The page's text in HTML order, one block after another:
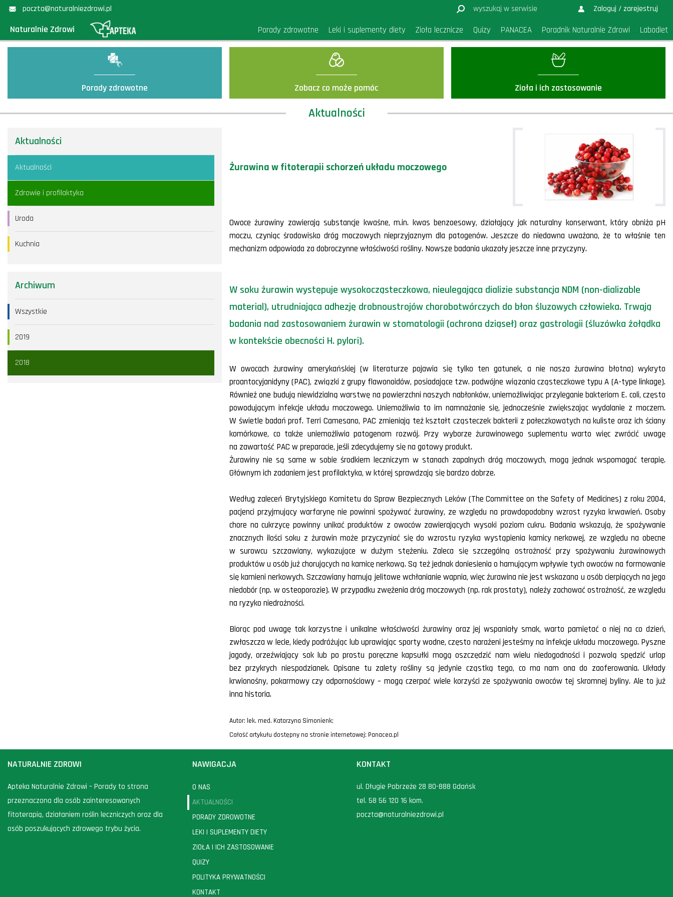
poczta@naturalniezdrowi.pl Zaloguj / zarejestruj
Naturalnie Zdrowi Porady zdrowotne Leki i suplementy diety Zioła lecznicze Quizy PANACEA Poradnik Naturalnie Zdrowi Labodiet
Porady zdrowotne Zobacz co może pomóc Zioła i ich zastosowanie
Aktualności
Aktualności
Aktualności
Zdrowie i profilaktyka
Uroda
Kuchnia
Archiwum
Wszystkie
2019
2018
Żurawina w fitoterapii schorzeń układu moczowego
Owoce żurawiny zawierają substancje kwaśne, m.in. kwas benzoesowy, działający jak naturalny konserwant, który obniża pH
moczu, czyniąc środowisko dróg moczowych nieprzyjaznym dla patogenów. Jeszcze do niedawna uważano, że to właśnie ten
mechanizm odpowiada za dobroczynne właściwości rośliny. Nowsze badania ukazały jeszcze inne przyczyny.
W soku żurawin występuje wysokocząsteczkowa, nieulegająca dializie substancja NDM (non-dializable
material), utrudniająca adhezję drobnoustrojów chorobotwórczych do błon śluzowych człowieka. Trwają
badania nad zastosowaniem żurawin w stomatologii (ochrona dziąseł) oraz gastrologii (śluzówka żołądka
w kontekście obecności H. pylori).
W owocach żurawiny amerykańskiej (w literaturze pojawia się tylko ten gatunek, a nie nasza żurawina błotna) wykryto
proantocyjanidyny (PAC), związki z grupy flawonoidów, posiadające tzw. podwójne wiązania cząsteczkowe typu A (A-type linkage).
Również one budują niewidzialną warstwę na powierzchni naszych nabłonków, uniemożliwiając przyleganie bakteriom E. coli, często
powodującym infekcje układu moczowego. Uniemożliwia to im namnażanie się, jednocześnie zwiększając wydalanie z moczem.
W świetle badań prof. Terri Camesano, PAC zmieniają też kształt cząsteczek bakterii z pałeczkowatych na kuliste oraz ich ściany
komórkowe, co także uniemożliwia patogenom rozwój. Przy wyborze żurawinowego suplementu warto więc zwrócić uwagę
na zawartość PAC w preparacie, jeśli zdecydujemy się na gotowy produkt.
Żurawiny nie są same w sobie środkiem leczniczym w stanach zapalnych dróg moczowych, mogą jednak wspomagać terapię.
Głównym ich zadaniem jest profilaktyka, w której sprawdzają się bardzo dobrze.
Według zaleceń Brytyjskiego Komitetu do Spraw Bezpiecznych Leków (The Committee on the Safety of Medicines) z roku 2004,
pacjenci przyjmujący warfarynę nie powinni spożywać żurawiny, ze względu na prawdopodobny wzrost ryzyka krwawień. Osoby
chore na cukrzycę powinny unikać produktów z owoców zawierających wysoki poziom cukru. Badania wskazują, że spożywanie
znacznych ilości soku z żurawin może przyczyniać się do wzrostu ryzyka wystąpienia kamicy nerkowej, ze względu na obecne
w surowcu szczawiany, wykazujące w dużym stężeniu. Zaleca się szczególną ostrożność przy spożywaniu żurawinowych
produktów u osób już chorujących na kamicę nerkową. Są też jednak doniesienia o hamującym wpływie tych owoców na formowanie
się kamieni nerkowych. Szczawiany hamują jelitowe wchłanianie wapnia, więc żurawina nie jest wskazana u osób cierpiących na jego
niedobór (np. w osteoporozie). W przypadku zwężenia dróg moczowych (np. rak prostaty), należy zachować ostrożność, ze względu
na ryzyko niedrożności.
Biorąc pod uwagę tak korzystne i unikalne właściwości żurawiny oraz jej wspaniały smak, warto pamiętać o niej na co dzień,
zwłaszcza w lecie, kiedy podróżując lub uprawiając sporty wodne, często narażeni jesteśmy na infekcje układu moczowego. Pyszne
jagody, orzeźwiający sok lub po prostu poręczne kapsułki mogą oszczędzić nam wielu niedogodności i pozwolą spędzić urlop
bez przykrych niespodzianek. Opisane tu zalety rośliny są jedynie cząstką tego, co ma nam ona do zaoferowania. Układy
krwionośny, pokarmowy czy odpornościowy – mogą czerpać wiele korzyści ze spożywania owoców tej skromnej byliny. Ale to już
inna historia.
Autor: lek. med. Katarzyna Simonienk;
Całość artykułu dostępny na stronie internetowej: Panacea.pl
NATURALNIE ZDROWI
Apteka Naturalnie Zdrowi – Porady to strona
przeznaczona dla osób zainteresowanych
fitoterapią, działaniem roślin leczniczych oraz dla
osób poszukujących zdrowego trybu życia.
NAWIGACJA
O NAS
AKTUALNOŚCI
PORADY ZDROWOTNE
LEKI I SUPLEMENTY DIETY
ZIOŁA I ICH ZASTOSOWANIE
QUIZY
POLITYKA PRYWATNOŚCI
KONTAKT
KONTAKT
ul. Długie Pobrzeże 28 80-888 Gdańsk
tel. 58 56 120 16 kom.
poczta@naturalniezdrowi.pl